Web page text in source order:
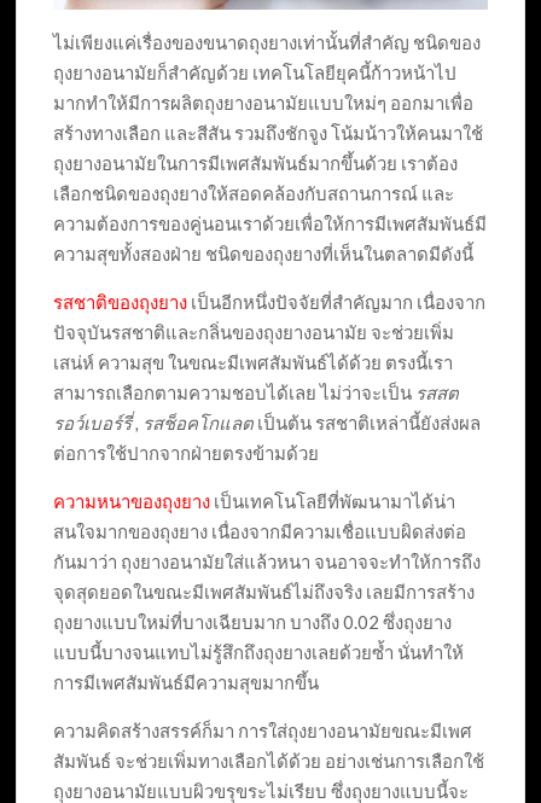
ไม่เพียงแค่เรื่องของขนาดถุงยางเท่านั้นที่สำคัญ ชนิดของ
ถุงยางอนามัยก็สำคัญด้วย เทคโนโลยียุคนี้ก้าวหน้าไป
มากทำให้มีการผลิตถุงยางอนามัยแบบใหม่ๆ ออกมาเพื่อ
สร้างทางเลือก และสีสัน รวมถึงชักจูง โน้มน้าวให้คนมาใช้
ถุงยางอนามัยในการมีเพศสัมพันธ์มากขึ้นด้วย เราต้อง
เลือกชนิดของถุงยางให้สอดคล้องกับสถานการณ์ และ
ความต้องการของคู่นอนเราด้วยเพื่อให้การมีเพศสัมพันธ์มี
ความสุขทั้งสองฝ่าย ชนิดของถุงยางที่เห็นในตลาดมีดังนี้
รสชาติของถุงยาง เป็นอีกหนึ่งปัจจัยที่สำคัญมาก เนื่องจาก
ปัจจุบันรสชาติและกลิ่นของถุงยางอนามัย จะช่วยเพิ่ม
เสน่ห์ ความสุข ในขณะมีเพศสัมพันธ์ได้ด้วย ตรงนี้เรา
สามารถเลือกตามความชอบได้เลย ไม่ว่าจะเป็น รสสต
รอว์เบอร์รี่ , รสช็อคโกแลต เป็นต้น รสชาติเหล่านี้ยังส่งผล
ต่อการใช้ปากจากฝ่ายตรงข้ามด้วย
ความหนาของถุงยาง เป็นเทคโนโลยีที่พัฒนามาได้น่า
สนใจมากของถุงยาง เนื่องจากมีความเชื่อแบบผิดส่งต่อ
กันมาว่า ถุงยางอนามัยใส่แล้วหนา จนอาจจะทำให้การถึง
จุดสุดยอดในขณะมีเพศสัมพันธ์ไม่ถึงจริง เลยมีการสร้าง
ถุงยางแบบใหม่ที่บางเฉียบมาก บางถึง 0.02 ซึ่งถุงยาง
แบบนี้บางจนแทบไม่รู้สึกถึงถุงยางเลยด้วยซ้ำ นั่นทำให้
การมีเพศสัมพันธ์มีความสุขมากขึ้น
ความคิดสร้างสรรค์ก็มา การใส่ถุงยางอนามัยขณะมีเพศ
สัมพันธ์ จะช่วยเพิ่มทางเลือกได้ด้วย อย่างเช่นการเลือกใช้
ถุงยางอนามัยแบบผิวขรุขระไม่เรียบ ซึ่งถุงยางแบบนี้จะ